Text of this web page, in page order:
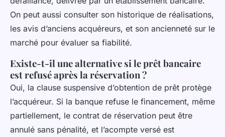
On peut aussi consulter son historique de réalisations,
les avis d’anciens acquéreurs, et son ancienneté sur le
marché pour évaluer sa fiabilité.
Existe-t-il une alternative si le prêt bancaire
est refusé après la réservation ?
Oui, la clause suspensive d’obtention de prêt protège
l’acquéreur. Si la banque refuse le financement, même
partiellement, le contrat de réservation peut être
annulé sans pénalité, et l’acompte versé est